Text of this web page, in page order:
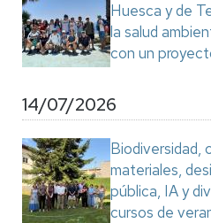
Huesca y de
la salud
con un
14/07/2026
Biodiversidad,
materiales,
pública, IA y
cursos de